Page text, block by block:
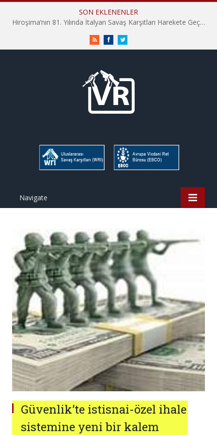
SON EKLENENLER
Hiroşima’nın 81. Yılında İtalyan Savaş Karşıtları Harekete Geçti: “Hatırlamak yeterli değil”
RSS FacebookTwitter
Navigate
Güvenlik’te istisnai-özel ihale
sistemine yeni bir kalem